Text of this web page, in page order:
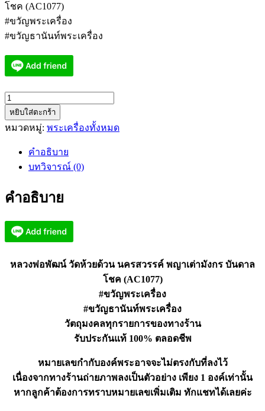
โชค (AC1077)
#ขวัญพระเครื่อง
#ขวัญธานันท์พระเครื่อง
จำนวน
หลวง
พ่อ
พญา
มังกร
โชค
หยิบใส่ตะกร้า
หมวดหมู่: พระเครื่องทั้งหมด
คำอธิบาย
บทวิจารณ์ (0)
คำอธิบาย
หลวงพ่อพัฒน์ วัดห้วยด้วน นครสวรรค์ พญาเต่ามังกร บันดาล
โชค (AC1077)
#ขวัญพระเครื่อง
#ขวัญธานันท์พระเครื่อง
วัตถุมงคลทุกรายการของทางร้าน
รับประกันแท้ 100% ตลอดชีพ
หมายเลขกำกับองค์พระอาจจะไม่ตรงกับที่ลงไว้
เนื่องจากทางร้านถ่ายภาพลงเป็นตัวอย่าง เพียง 1 องค์เท่านั้น
หากลูกค้าต้องการทราบหมายเลขเพิ่มเติม ทักแชทได้เลยค่ะ